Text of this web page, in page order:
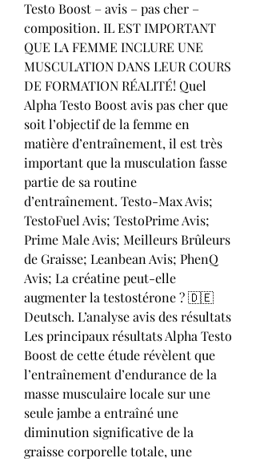
Testo Boost – avis – pas cher –
composition. IL EST IMPORTANT
QUE LA FEMME INCLURE UNE
MUSCULATION DANS LEUR COURS
DE FORMATION RÉALITÉ! Quel
Alpha Testo Boost avis pas cher que
soit l’objectif de la femme en
matière d’entraînement, il est très
important que la musculation fasse
partie de sa routine
d’entraînement. Testo-Max Avis;
TestoFuel Avis; TestoPrime Avis;
Prime Male Avis; Meilleurs Brûleurs
de Graisse; Leanbean Avis; PhenQ
Avis; La créatine peut-elle
augmenter la testostérone ? 🇩🇪
Deutsch. L’analyse avis des résultats
Les principaux résultats Alpha Testo
Boost de cette étude révèlent que
l’entraînement d’endurance de la
masse musculaire locale sur une
seule jambe a entraîné une
diminution significative de la
graisse corporelle totale, une